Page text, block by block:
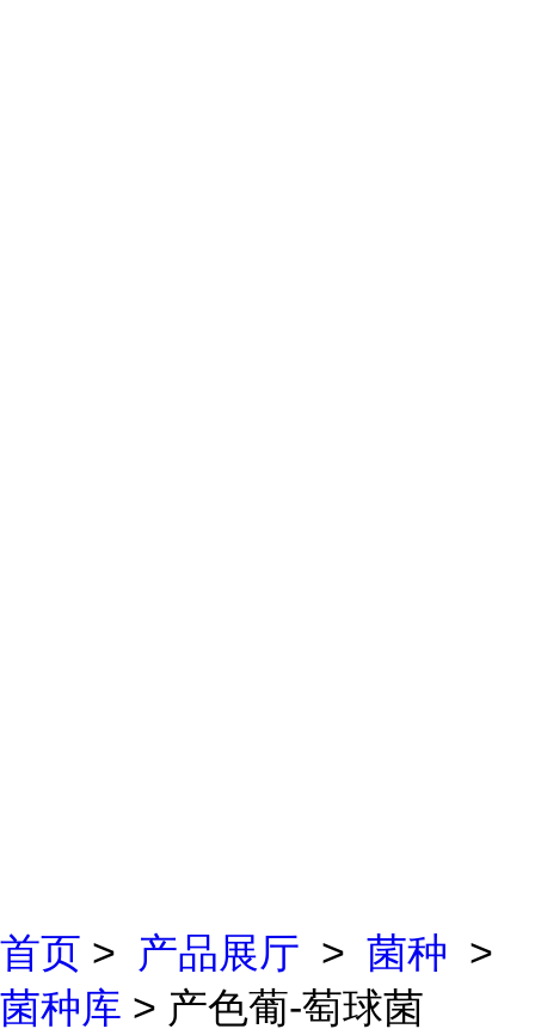
首页 > 产品展厅 > 菌种 >
菌种库 > 产色葡-萄球菌